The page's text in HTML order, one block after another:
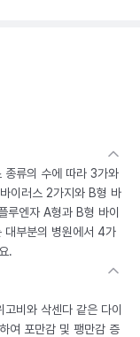
종류의 수에 따라 3가와
이러스 2가지와 B형 바
루엔자 A형과 B형 바이
대부분의 병원에서 4가
.
비와 삭센다 같은 다이
여 포만감 및 팽만감 증